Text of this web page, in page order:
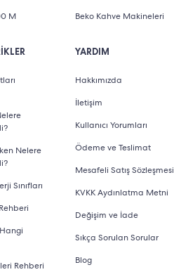
M
Nelere
Sınıfları
Rehberi
Beko Kahve Makineleri
YARDIM
Hakkımızda
İletişim
Kullanıcı Yorumları
Ödeme ve Teslimat
Mesafeli Satış Sözleşmesi
KVKK Aydınlatma Metni
Değişim ve İade
Sıkça Sorulan Sorular
Blog